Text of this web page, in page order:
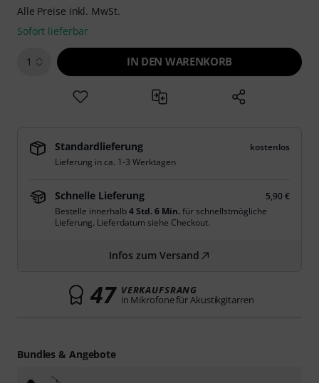
Alle Preise inkl. MwSt.
Sofort lieferbar
1 IN DEN WARENKORB
Standardlieferung
kostenlos
Lieferung in ca. 1-3 Werktagen
Schnelle Lieferung
5,90 €
Bestelle innerhalb4 Std. 6 Min.für schnellstmögliche
Lieferung. Lieferdatum siehe Checkout.
Infos zum Versand
47 VERKAUFSRANG
in Mikrofone für Akustikgitarren
Bundles & Angebote